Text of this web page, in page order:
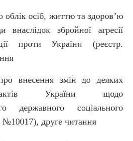
облік осіб, життю та здоров’ю
збройної агресії
проти України (реєстр.
внесення змін до деяких
актів України щодо
державного соціального
№10017), друге читання